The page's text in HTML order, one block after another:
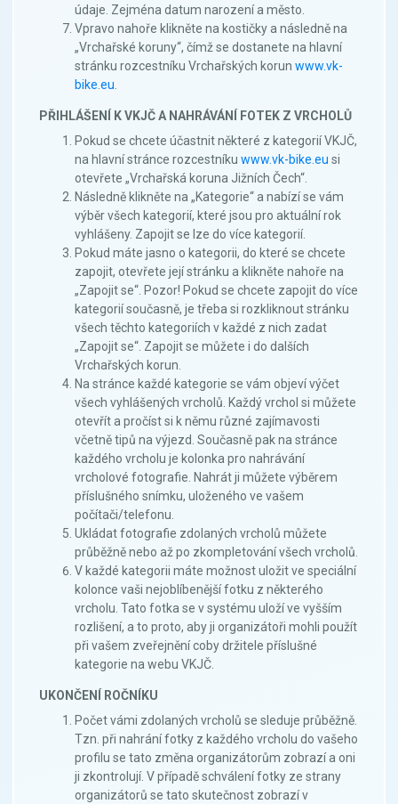
údaje. Zejména datum narození a město.
Vpravo nahoře klikněte na kostičky a následně na
„Vrchařské koruny“, čímž se dostanete na hlavní
stránku rozcestníku Vrchařských korun www.vk-
bike.eu.
PŘIHLÁŠENÍ K VKJČ A NAHRÁVÁNÍ FOTEK Z VRCHOLŮ
Pokud se chcete účastnit některé z kategorií VKJČ,
na hlavní stránce rozcestníku www.vk-bike.eu si
otevřete „Vrchařská koruna Jižních Čech“.
Následně klikněte na „Kategorie“ a nabízí se vám
výběr všech kategorií, které jsou pro aktuální rok
vyhlášeny. Zapojit se lze do více kategorií.
Pokud máte jasno o kategorii, do které se chcete
zapojit, otevřete její stránku a klikněte nahoře na
„Zapojit se“. Pozor! Pokud se chcete zapojit do více
kategorií současně, je třeba si rozkliknout stránku
všech těchto kategoriích v každé z nich zadat
„Zapojit se“. Zapojit se můžete i do dalších
Vrchařských korun.
Na stránce každé kategorie se vám objeví výčet
všech vyhlášených vrcholů. Každý vrchol si můžete
otevřít a pročíst si k němu různé zajímavosti
včetně tipů na výjezd. Současně pak na stránce
každého vrcholu je kolonka pro nahrávání
vrcholové fotografie. Nahrát ji můžete výběrem
příslušného snímku, uloženého ve vašem
počítači/telefonu.
Ukládat fotografie zdolaných vrcholů můžete
průběžně nebo až po zkompletování všech vrcholů.
V každé kategorii máte možnost uložit ve speciální
kolonce vaši nejoblíbenější fotku z některého
vrcholu. Tato fotka se v systému uloží ve vyšším
rozlišení, a to proto, aby ji organizátoři mohli použít
při vašem zveřejnění coby držitele příslušné
kategorie na webu VKJČ.
UKONČENÍ ROČNÍKU
Počet vámi zdolaných vrcholů se sleduje průběžně.
Tzn. při nahrání fotky z každého vrcholu do vašeho
profilu se tato změna organizátorům zobrazí a oni
ji zkontrolují. V případě schválení fotky ze strany
organizátorů se tato skutečnost zobrazí v